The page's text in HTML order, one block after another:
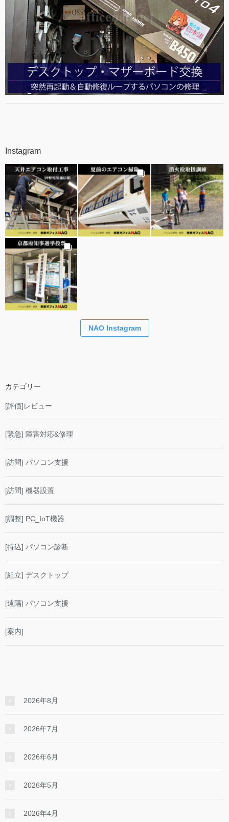
Instagram
NAO Instagram
カテゴリー
[評価]レビュー
[緊急] 障害対応&修理
[訪問] パソコン支援
[訪問] 機器設置
[調整] PC_IoT機器
[持込] パソコン診断
[組立] デスクトップ
[遠隔] パソコン支援
[案内]
2026年8月
2026年7月
2026年6月
2026年5月
2026年4月